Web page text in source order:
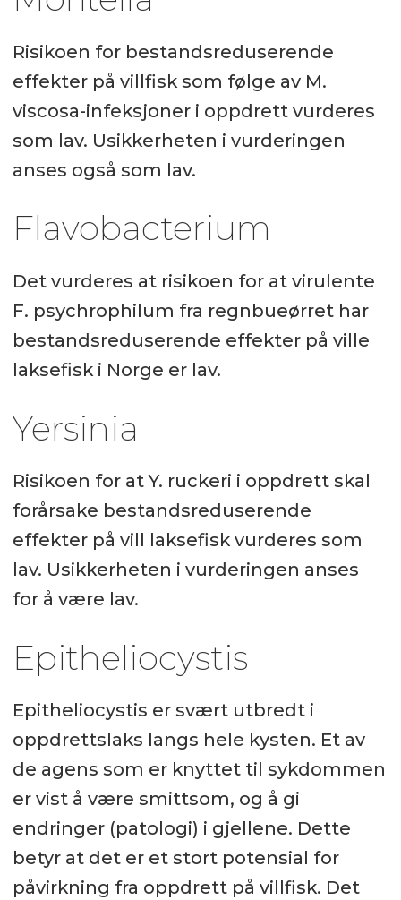
Risikoen for bestandsreduserende
effekter på villfisk som følge av M.
viscosa-infeksjoner i oppdrett vurderes
som lav. Usikkerheten i vurderingen
anses også som lav.
Flavobacterium
Det vurderes at risikoen for at virulente
F. psychrophilum fra regnbueørret har
bestandsreduserende effekter på ville
laksefisk i Norge er lav.
Yersinia
Risikoen for at Y. ruckeri i oppdrett skal
forårsake bestandsreduserende
effekter på vill laksefisk vurderes som
lav. Usikkerheten i vurderingen anses
for å være lav.
Epitheliocystis
Epitheliocystis er svært utbredt i
oppdrettslaks langs hele kysten. Et av
de agens som er knyttet til sykdommen
er vist å være smittsom, og å gi
endringer (patologi) i gjellene. Dette
betyr at det er et stort potensial for
påvirkning fra oppdrett på villfisk. Det